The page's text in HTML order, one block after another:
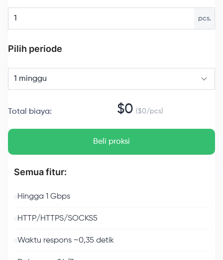
pcs.
Pilih periode
1 minggu
Total biaya: $0 ($0/pcs)
Beli proksi
Semua fitur:
Hingga 1 Gbps
HTTP/HTTPS/SOCKS5
Waktu respons ~0,35 detik